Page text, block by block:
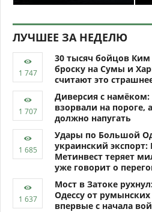
ЛУЧШЕЕ ЗА НЕДЕЛЮ
30 тысяч бойцов
броску на Сумы и
считают это
Диверсия с
взорвали на пороге,
должно напугать
Удары по Большой
украинский экспорт:
Метинвест теряет
уже говорит о
Мост в Затоке
Одессу от
впервые с начала